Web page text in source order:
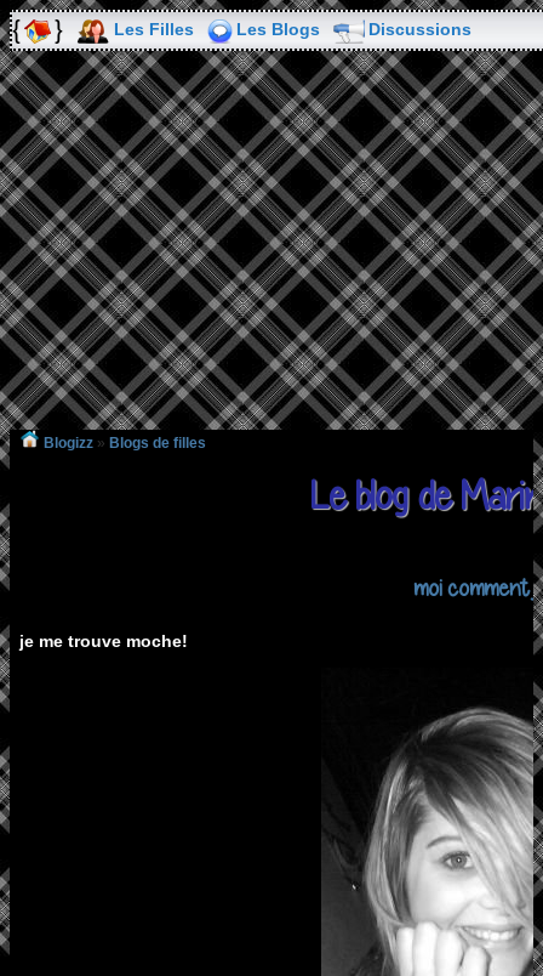
Les Filles Les Blogs Discussions
Blogizz » Blogs de filles
Le blog de
moi comment
je me trouve moche!